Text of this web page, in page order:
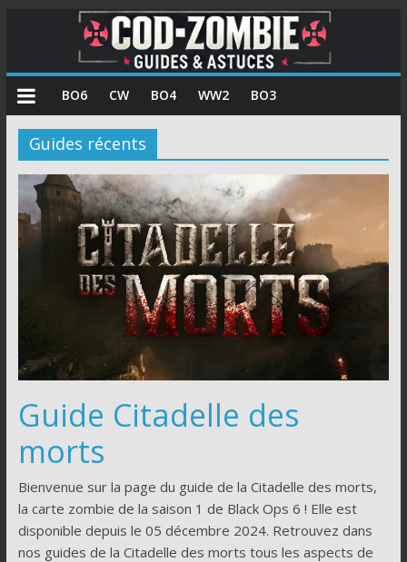
COD
Zombie
Guides
et
astuces
pour
zombie
of
BO6 CW BO4 WW2 BO3
Guides récents
Guide Citadelle des
morts
Bienvenue sur la page du guide de la Citadelle des morts,
la carte zombie de la saison 1 de Black Ops 6 ! Elle est
disponible depuis le 05 décembre 2024. Retrouvez dans
nos guides de la Citadelle des morts tous les aspects de